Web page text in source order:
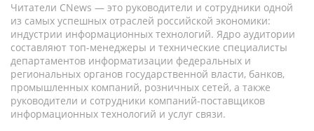
Читатели CNews — это руководители и сотрудники одной
из самых успешных отраслей российской экономики:
индустрии информационных технологий. Ядро аудитории
составляют топ-менеджеры и технические специалисты
департаментов информатизации федеральных и
региональных органов государственной власти, банков,
промышленных компаний, розничных сетей, а также
руководители и сотрудники компаний-поставщиков
информационных технологий и услуг связи.